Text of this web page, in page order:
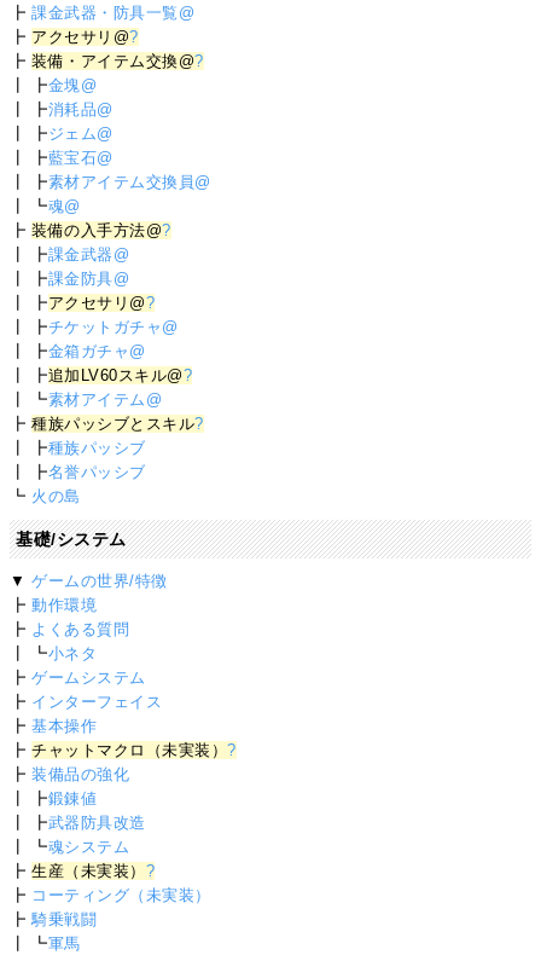
┣課金武器・防具一覧@
┣ アクセサリ@?
┣装備・アイテム交換@?
┃ ┣金塊@
┃ ┣消耗品@
┃ ┣ジェム@
┃ ┣藍宝石@
┃ ┣素材アイテム交換員@
┃ ┗魂@
┣装備の入手方法@?
┃ ┣課金武器@
┃ ┣課金防具@
┃ ┣アクセサリ@?
┃ ┣チケットガチャ@
┃ ┣金箱ガチャ@
┃ ┣追加LV60スキル@?
┃ ┗素材アイテム@
┣種族パッシブとスキル?
┃ ┣種族パッシブ
┃ ┣名誉パッシブ
┗ 火の島
基礎/システム
▼ゲームの世界/特徴
┣動作環境
┣ よくある質問
┃ ┗小ネタ
┣ゲームシステム
┣ インターフェイス
┣基本操作
┣チャットマクロ（未実装）?
┣装備品の強化
┃ ┣鍛錬値
┃ ┣武器防具改造
┃ ┗魂システム
┣生産（未実装） ?
┣ コーティング（未実装）
┣騎乗戦闘
┃ ┗軍馬